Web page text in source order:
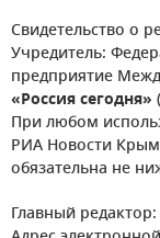
Свидетельство о
Учредитель:
предприятие
«Россия сегодня»
При любом
РИА Новости
обязательна не
Главный редактор: